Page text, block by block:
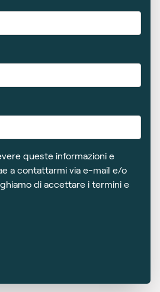
queste informazioni e
a contattarmi via e-mail e/o
di accettare i termini e